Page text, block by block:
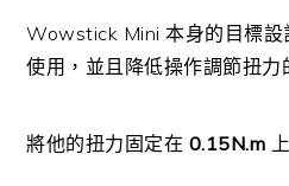
Wowstick Mini 本身的目標設
使用，並且降低操作調節扭力
將他的扭力固定在 0.15N.m 上